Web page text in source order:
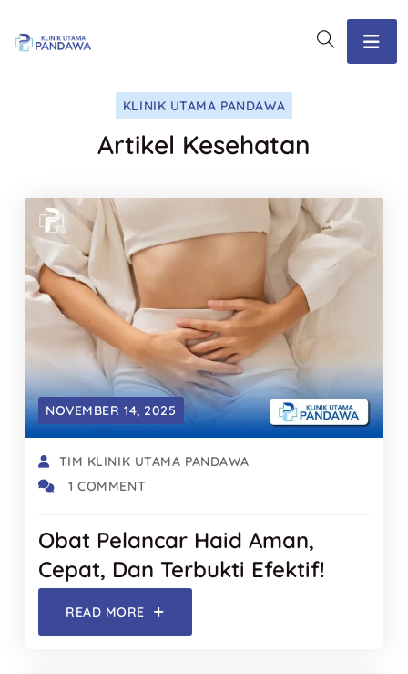
KLINIK UTAMA PANDAWA
Artikel Kesehatan
NOVEMBER 14, 2025
TIM KLINIK UTAMA PANDAWA
1 COMMENT
Obat Pelancar Haid Aman,
Cepat, Dan Terbukti Efektif!
READ MORE